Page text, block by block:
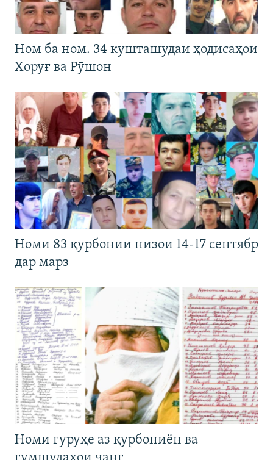
Ном ба ном. 34 кушташудаи ҳодисаҳои
Хоруғ ва Рӯшон
Номи 83 қурбонии низои 14-17 сентябр
дар марз
Номи гуруҳе аз қурбониён ва